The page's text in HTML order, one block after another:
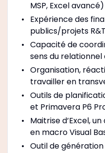
MSP, Excel avancé)
Expérience des
publics/projets R&T
Capacité de
sens du
Organisation,
travailler en
Outils de
et Primavera P6
Maitrise d’Excel,
en macro Visual
Outil de